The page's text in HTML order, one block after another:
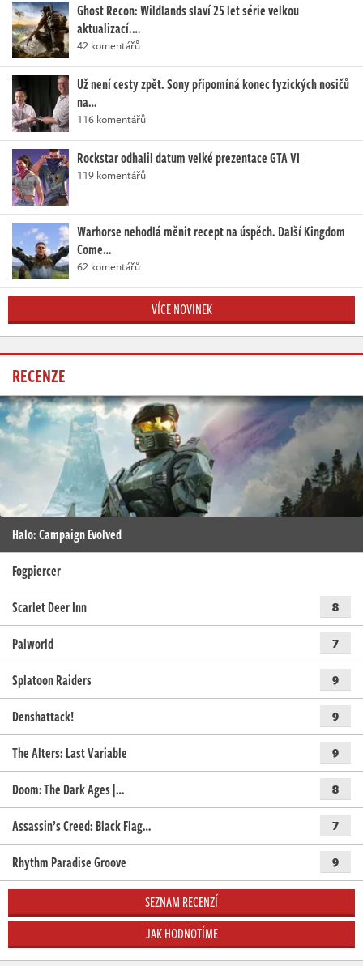
Ghost Recon: Wildlands slaví 25 let série velkou
aktualizací.…
42 komentářů
Už není cesty zpět. Sony připomíná konec fyzických nosičů
na…
116 komentářů
Rockstar odhalil datum velké prezentace GTA VI
119 komentářů
Warhorse nehodlá měnit recept na úspěch. Další Kingdom
Come…
62 komentářů
VÍCE NOVINEK
RECENZE
Halo: Campaign Evolved
Fogpiercer
Scarlet Deer Inn
8
Palworld 7
Splatoon Raiders 9
Denshattack! 9
The Alters: Last Variable 9
Doom: The Dark Ages |… 8
Assassin’s Creed: Black Flag… 7
Rhythm Paradise Groove 9
SEZNAM RECENZÍ
JAK HODNOTÍME